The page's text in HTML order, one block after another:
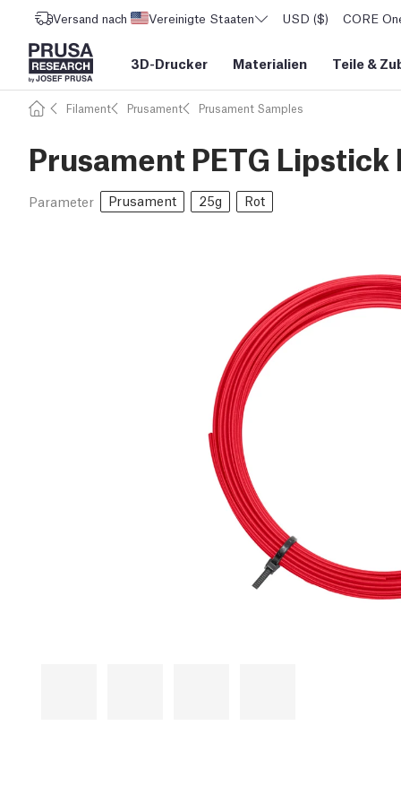
Versand nach Vereinigte Staaten USD ($) CORE
3D-Drucker Materialien Teile &
Filament Prusament Prusament Samples
Prusament PETG Lipstick
Parameter Prusament 25g Rot